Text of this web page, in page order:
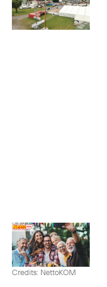
Credits: NettoKOM